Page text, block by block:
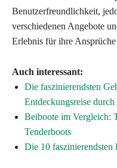
Benutzerfreundlichkeit,
verschiedenen Angebote
Erlebnis für ihre
Auch interessant:
Die faszinierendsten
Entdeckungsreise
Beiboote im Vergleich:
Tenderboots
Die 10 faszinierendsten